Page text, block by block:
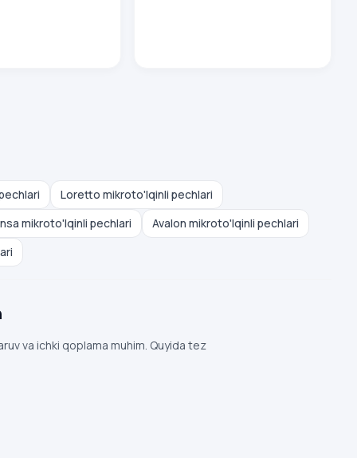
Loretto mikroto'lqinli pechlari
mikroto'lqinli pechlari
Avalon mikroto'lqinli pechlari
va ichki qoplama muhim. Quyida tez